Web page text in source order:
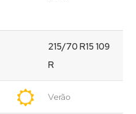
215/70 R15 109
R
Verão